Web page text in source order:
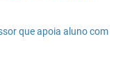
que apoia aluno com